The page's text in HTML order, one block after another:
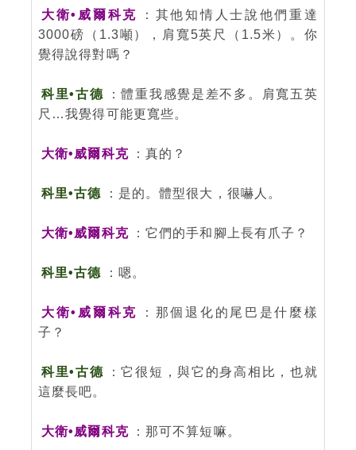
大衛•威爾科克
：其他知情人士說他們重達
3000磅（1.3噸），肩寬5英尺（1.5米）。你
覺得說得對嗎？
科里•古德
：體重我感覺是差不多。肩寬五英
尺…我覺得可能更寬些。
大衛•威爾科克 ：真的？
科里•古德 ：是的。體型很大，很嚇人。
大衛•威爾科克 ：它們的手和腳上長有爪子？
科里•古德 ：嗯。
大衛•威爾科克
：那個退化的尾巴是什麼樣
子？
科里•古德
：它很短，與它的身高相比，也就
這麼長吧。
大衛•威爾科克 ：那可不算短嘛。